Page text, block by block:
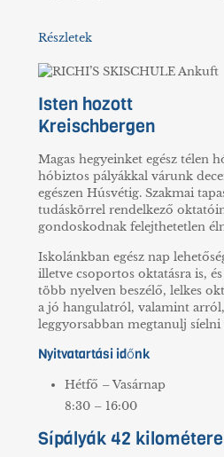
Részletek
Isten hozott
Kreischbergen
Magas hegyeinket egész télen
hóbiztos pályákkal várunk
egészen Húsvétig. Szakmai
tudáskörrel rendelkező
gondoskodnak felejthetetlen
Iskolánkban egész nap
illetve csoportos oktatásra is,
több nyelven beszélő, lelkes
a jó hangulatról, valamint
leggyorsabban megtanulj
Nyitvatartási időnk
Hétfő – Vasárnap
8:30 – 16:00
Sípályák 42